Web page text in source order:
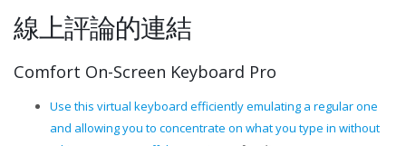
線上評論的連結
Comfort On-Screen Keyboard Pro
Use this virtual keyboard efficiently emulating a regular one
and allowing you to concentrate on what you type in without